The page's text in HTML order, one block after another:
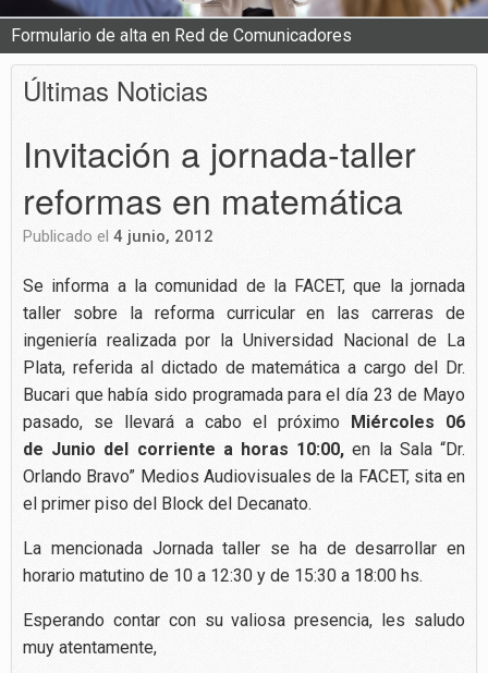
Formulario de alta en Red de Comunicadores
Últimas Noticias
Invitación a jornada-taller
reformas en matemática
Publicado el 4 junio, 2012
Se informa a la comunidad de la FACET, que la jornada
taller sobre la reforma curricular en las carreras de
ingeniería realizada por la Universidad Nacional de La
Plata, referida al dictado de matemática a cargo del Dr.
Bucari que había sido programada para el día 23 de Mayo
pasado, se llevará a cabo el próximo Miércoles 06
de Junio del corriente a horas 10:00,en la Sala “Dr.
Orlando Bravo” Medios Audiovisuales de la FACET, sita en
el primer piso del Block del Decanato.
La mencionada Jornada taller se ha de desarrollar en
horario matutino de 10 a 12:30 y de 15:30 a 18:00 hs.
Esperando contar con su valiosa presencia, les saludo
muy atentamente,